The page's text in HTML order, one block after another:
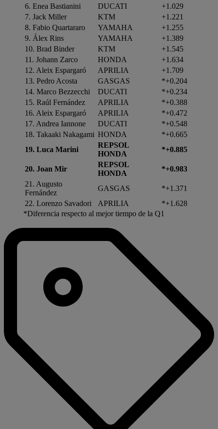
6. Enea Bastianini
DUCATI
+1.029
7. Jack Miller
KTM
+1.221
8. Fabio Quartararo
YAMAHA
+1.255
9. Álex Rins
YAMAHA
+1.389
10. Brad Binder
KTM
+1.545
11. Johann Zarco
HONDA
+1.634
12. Aleix Espargaró
APRILIA
+1.709
13. Pedro Acosta
GASGAS
*+0.204
14. Marco Bezzecchi
DUCATI
*+0.234
15. Raúl Fernández
APRILIA
*+0.388
16. Aleix Espargaró
APRILIA
*+0.472
17. Andrea Iannone
DUCATI
*+0.548
18. Takaaki Nakagami HONDA
*+0.665
19. Luca Marini
REPSOL
HONDA
*+0.885
20. Joan Mir
REPSOL
HONDA
*+0.983
21. Augusto
Fernández
GASGAS
*+1.371
22. Lorenzo Savadori
APRILIA
*+1.628
*Diferencia respecto al mejor tiempo de la Q1